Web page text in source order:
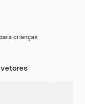
crianças